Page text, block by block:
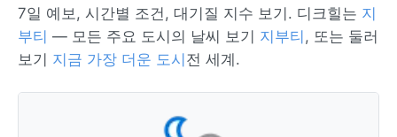
7일 예보, 시간별 조건, 대기질 지수 보기. 디크힐는 지
부티 — 모든 주요 도시의 날씨 보기 지부티 , 또는 둘러
보기 지금 가장 더운 도시 전 세계.